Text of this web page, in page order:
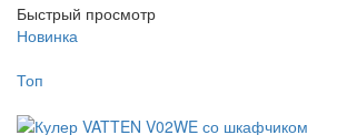
Быстрый просмотр
Новинка
Топ